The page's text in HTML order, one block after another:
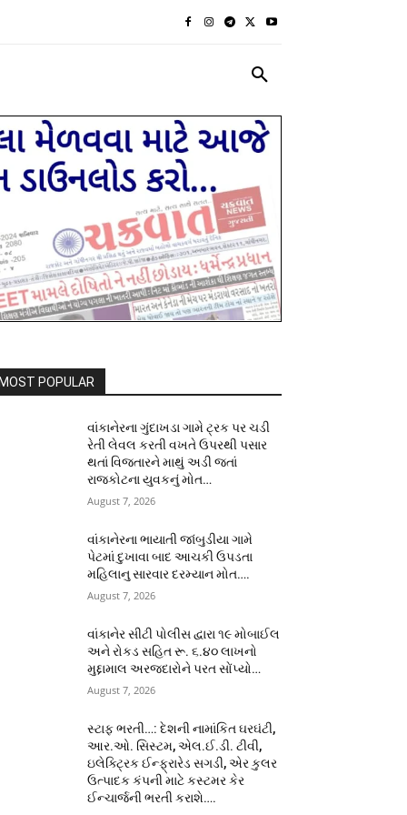
MOST POPULAR
વાંકાનેરના ગુંદાખડા ગામે ટ્રક પર ચડી
રેતી લેવલ કરતી વખતે ઉપરથી પસાર
થતાં વિજતારને માથું અડી જતાં
રાજકોટના યુવકનું મોત…
August 7, 2026
વાંકાનેરના ભાયાતી જાંબુડીયા ગામે
પેટમાં દુખાવા બાદ આચકી ઉપડતા
મહિલાનુ સારવાર દરમ્યાન મોત….
August 7, 2026
વાંકાનેર સીટી પોલીસ દ્વારા ૧૯ મોબાઈલ
અને રોકડ સહિત રૂ. ૬.૪૦ લાખનો
મુદ્દામાલ અરજદારોને પરત સોંપ્યો…
August 7, 2026
સ્ટાફ ભરતી…: દેશની નામાંકિત ઘરઘંટી,
આર.ઓ. સિસ્ટમ, એલ.ઈ.ડી. ટીવી,
ઇલેક્ટ્રિક ઈન્ફ્રારેડ સગડી, એર કુલર
ઉત્પાદક કંપની માટે કસ્ટમર કેર
ઈન્ચાર્જની ભરતી કરાશે….